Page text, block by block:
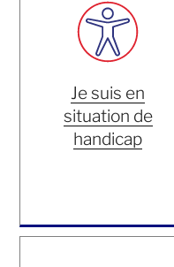
Je suis en
situation de
handicap